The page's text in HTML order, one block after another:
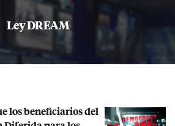
Ley DREAM
los beneficiarios del